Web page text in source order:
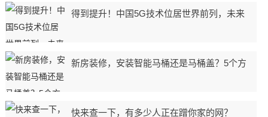
得到提升！中国5G技术位居世界前列，未来
新房装修，安装智能马桶还是马桶盖？5个方
快来查一下，有多少人正在蹭你家的网？